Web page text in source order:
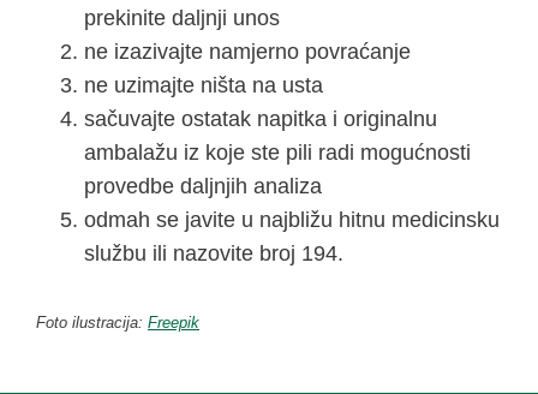
prekinite daljnji unos
ne izazivajte namjerno povraćanje
ne uzimajte ništa na usta
sačuvajte ostatak napitka i originalnu
ambalažu iz koje ste pili radi mogućnosti
provedbe daljnjih analiza
odmah se javite u najbližu hitnu medicinsku
službu ili nazovite broj 194.
Foto ilustracija: Freepik